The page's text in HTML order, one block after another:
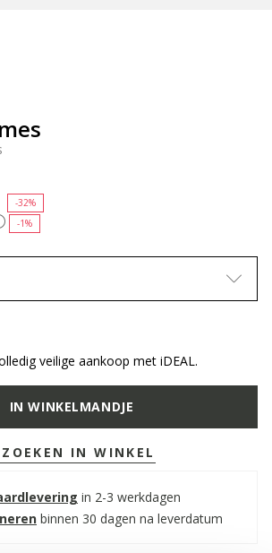
-1%
from
-32%
veilige aankoop met iDEAL.
IN WINKELMANDJE
ZOEKEN IN WINKEL
in 2-3 werkdagen
binnen 30 dagen na leverdatum